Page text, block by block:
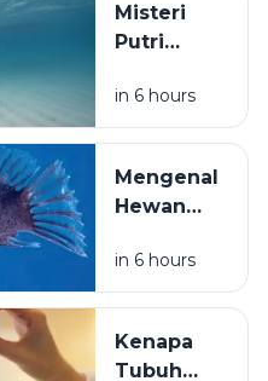
Pulang
Sakit:
Bertahan
di Suhu
Ekstrem
Misteri
Putri
Kenapa
Legenda
Laut Ini
Tetap
Kini?
in 6 hours
Mengenal
Hewan
Dalam
Paling
Dunia
in 6 hours
Kenapa
Tubuh